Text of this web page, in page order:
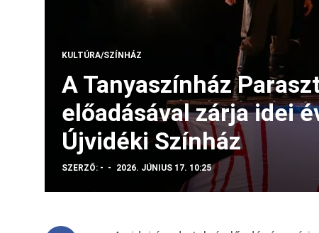
KULTÚRA/SZÍNHÁZ
A Tanyaszínház
előadásával zárja idei
Újvidéki Színház
SZERZŐ: - 2026. JÚNIUS 17. 10:25